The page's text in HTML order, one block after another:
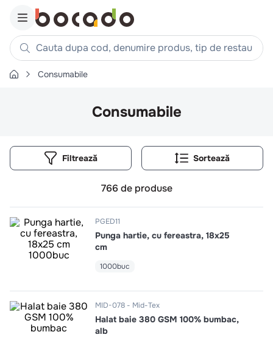
Cauta dupa cod, denumire produs, tip de restaurant,
Căutări populare
chifle
7. ceafa
aripi
croissant
Consumabile
Consumabile
Filtrează
766de produse
PGED11
Punga hartie, cu fereastra, 18x25
cm
1000buc
MID-078 Mid-Tex
Halat baie 380 GSM 100% bumbac,
alb